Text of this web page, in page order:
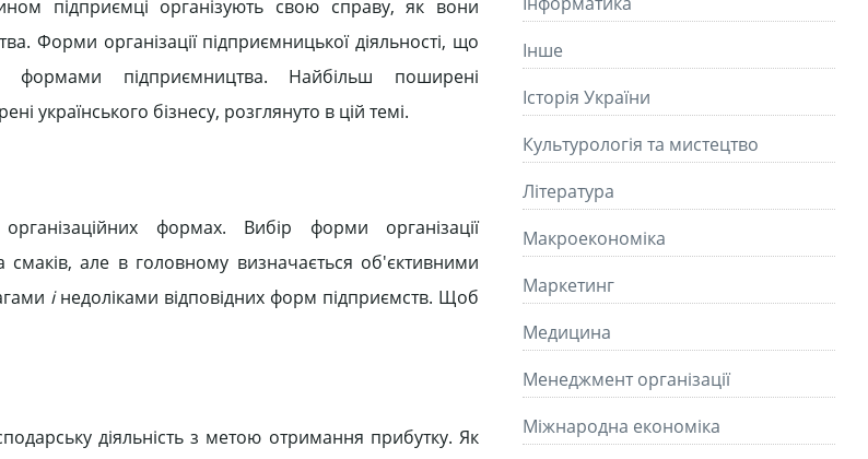
підприємці організують свою справу, як вони
Форми організації підприємницької діяльності, що
формами підприємництва. Найбільш поширені
українського бізнесу, розглянуто в цій темі.
формах. Вибір форми організації
смаків, але в головному визначається об'єктивними
інедоліками відповідних форм підприємств. Щоб
діяльність з метою отримання прибутку. Як
Інше
Історія України
Культурологія та мистецтво
Літературa
Макроекономіка
Маркетинг
Медицина
Менеджмент організації
Міжнародна економіка